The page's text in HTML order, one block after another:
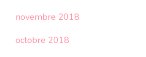
novembre 2018
octobre 2018